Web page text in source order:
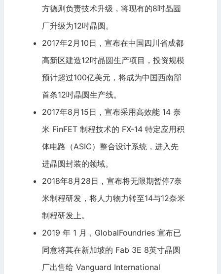
方德则负责技术升级，将现有的8吋晶圆
厂升级为12吋晶圆。
2017年2月10日，宣布在中国四川省成都
高新区建造12吋晶圆生产项目，投资规模
预计超过100亿美元，将成为中国西南部
首条12吋晶圆生产线。
2017年8月15日，宣布采用高效能 14 奈
米 FinFET 制程技术的 FX-14 特定应用积
体电路（ASIC）整合设计系统，进入先
进晶圆封装的领域。
2018年8月28日，宣布将无限期暂停7奈
米制程研发，将人力物力转至14与12奈米
制程研发上。
2019 年 1 月，GlobalFoundries 宣布已
同意将其在新加坡的 Fab 3E 8英寸晶圆
厂出售给 Vanguard International